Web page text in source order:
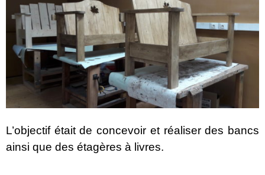
L’objectif était de concevoir et réaliser des bancs
ainsi que des étagères à livres.